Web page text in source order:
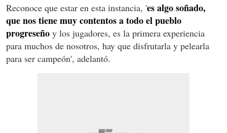
Reconoce que estar en esta instancia, 'es algo soñado,
que nos tiene muy contentos a todo el pueblo
progreseño y los jugadores, es la primera experiencia
para muchos de nosotros, hay que disfrutarla y pelearla
para ser campeón', adelantó.